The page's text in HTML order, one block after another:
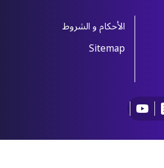
الأحكام و الشروط
Sitemap